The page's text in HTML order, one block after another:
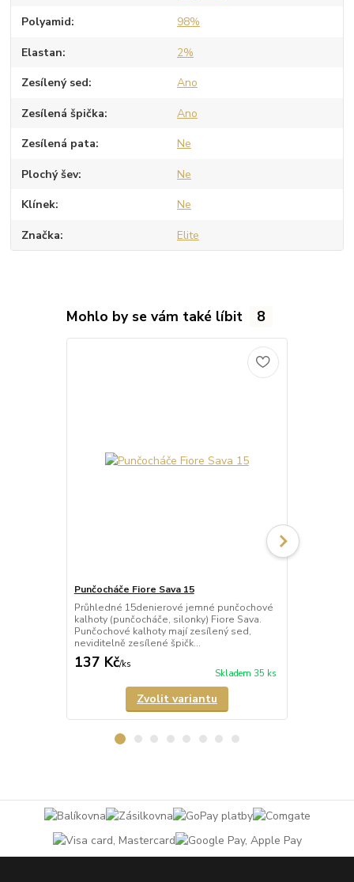
Polyamid 98%
Elastan 2%
Zesílený sed Ano
Zesílená špička Ano
Zesílená pata Ne
Plochý šev Ne
Klínek Ne
Značka Elite
Mohlo by se vám také líbit 8
Punčocháče Fiore Sava 15
Průhledné 15denierové jemné punčochové
kalhoty (punčocháče, silonky) Fiore Sava.
Punčochové kalhoty mají zesílený sed,
neviditelně zesílené špičk...
137 Kč/ks
Skladem 35 ks
Zvolit variantu